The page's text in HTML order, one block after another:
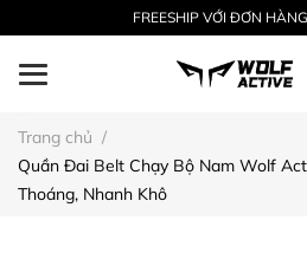
FREESHIP VỚI ĐƠN
Trang chủ /
Quần Đai Belt Chạy Bộ Nam Wolf
Thoáng, Nhanh Khô